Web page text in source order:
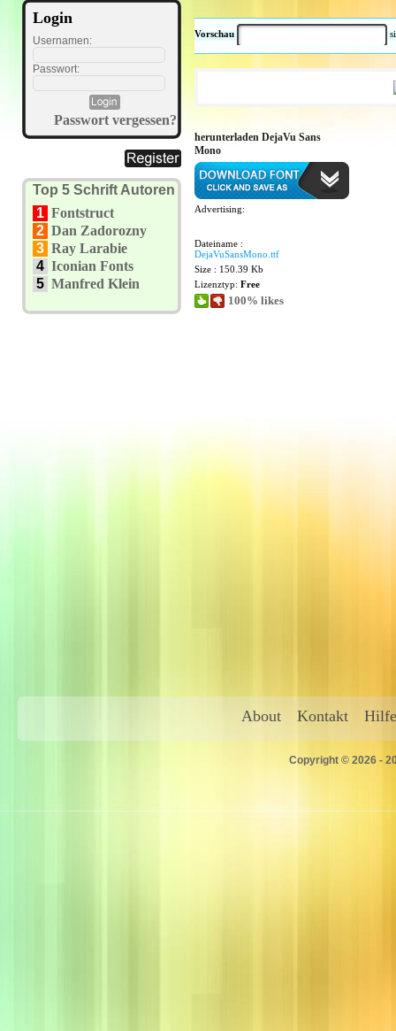
Login
Usernamen:
Passwort:
Passwort vergessen?
Top 5 Schrift Autoren
1 Fontstruct
2 Dan Zadorozny
3 Ray Larabie
4 Iconian Fonts
5 Manfred Klein
Vorschau
herunterladen DejaVu Sans
Mono
Advertising:
Dateiname :
DejaVuSansMono.ttf
Size : 150.39 Kb
Lizenztyp: Free
100% likes
About Kontakt Hilfe
Copyright © 2026 -